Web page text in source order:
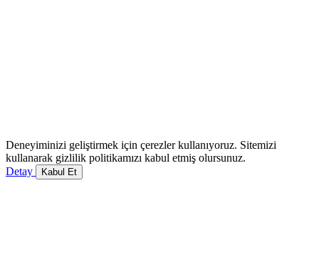
Deneyiminizi geliştirmek için çerezler kullanıyoruz. Sitemizi
kullanarak gizlilik politikamızı kabul etmiş olursunuz.
Detay
Kabul Et